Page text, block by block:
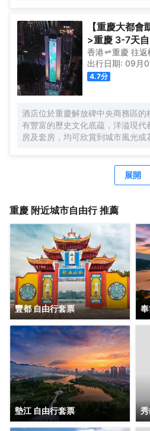
謐下榻之選，亦可同時感受本地市
趣。
【重慶大都
>重慶 3-7天
香港 重慶 往返
出行日期: 09月
4.7分
酒店位於重慶解放碑中央商務區的
有豐富的歷史文化底藴，洋溢現代
房及套房，均可欣賞到城市風光或
議空間及1,000平米戶外屋頂花園
展開
重慶 附近城市自由行 推薦
豐都 自由行套票
墊江 自由行套票